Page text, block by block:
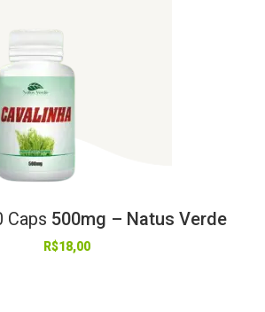
Caps 500mg – Natus Verde
R$18,00